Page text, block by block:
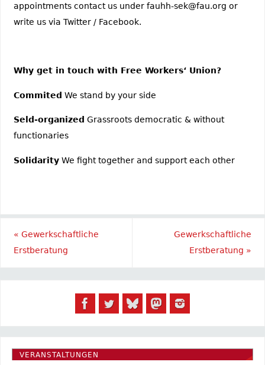
appointments contact us under fauhh-sek@fau.org or
write us via Twitter / Facebook.
Why get in touch with Free Workers‘ Union?
Commited We stand by your side
Seld-organized Grassroots democratic & without
functionaries
SolidarityWe fight together and support each other
« Gewerkschaftliche
Erstberatung
Gewerkschaftliche
Erstberatung »
VERANSTALTUNGEN